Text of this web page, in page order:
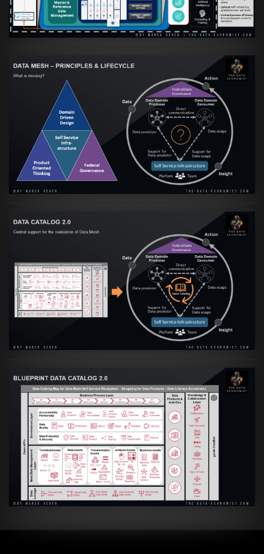
VIEW
Artikel:Data Mesh Ökosysteme: Die
Transformation zur Data Inspired Human
Culture
VIEW
Artikel:Data Mesh Ökosysteme: Die
Transformation zur Data Inspired Human
Culture
VIEW
Artikel:Data Mesh Ökosysteme: Die
Transformation zur Data Inspired Human
Culture
VIEW